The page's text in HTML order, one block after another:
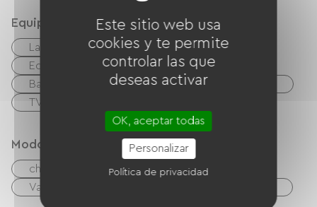
Equipos
Lave linge
Equipo de planchado
Equipo para bebés
Salón de jardín
Barbacoa
Reproductor de DVD
TV
Modos de paiement
cheques
Efectivo
Vales de vacaciones (ANCV)
Este sitio web usa
cookies y te permite
controlar las que
deseas activar
OK, aceptar todas
Personalizar
Política de privacidad